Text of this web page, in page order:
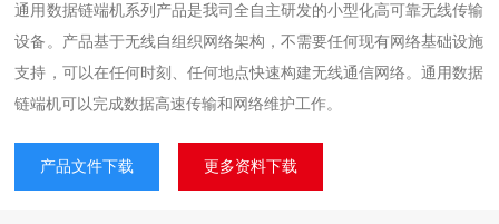
通用数据链端机系列产品是我司全自主研发的小型化高可靠无线传输
设备。产品基于无线自组织网络架构，不需要任何现有网络基础设施
支持，可以在任何时刻、任何地点快速构建无线通信网络。通用数据
链端机可以完成数据高速传输和网络维护工作。
产品文件下载 更多资料下载